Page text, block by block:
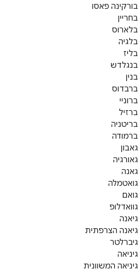
בורקינה פאסו
בחריין
בלארוס
בלגיה
בליז
בנגלדש
בנין
ברבדוס
ברוניי
ברזיל
בריטניה
ברמודה
גאבון
גאורגיה
גאנה
גואטמלה
גואם
גוואדלופ
גיאנה
גיאנה הצרפתית
גיברלטר
גיניאה
גיניאה המשוונית